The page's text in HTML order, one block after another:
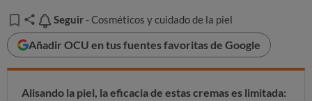
Seguir
Seguir - Cosméticos y cuidado de la piel
Añadir OCU en tus fuentes favoritas de Google
Alisando la piel, la eficacia de estas cremas es limitada: